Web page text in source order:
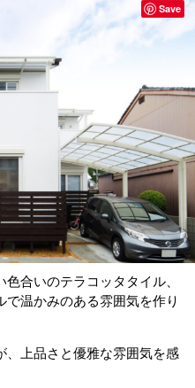
色合いのテラコッタタイル、
で温かみのある雰囲気を作り
、上品さと優雅な雰囲気を感
Save